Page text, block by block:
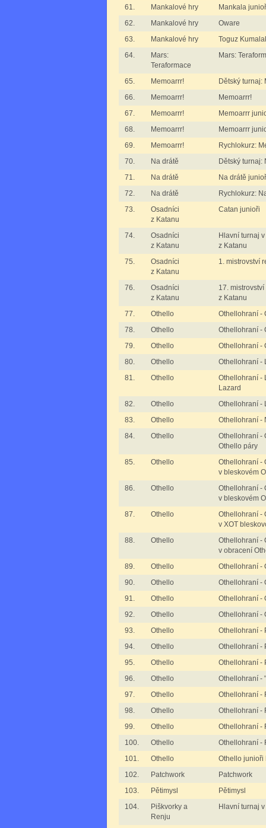
61.
Mankalové hry
Mankala
62.
Mankalové hry
Oware
63.
Mankalové hry
Toguz
64.
Mars:
Teraformace
Mars:
65. Memoarrr!
Dětský turnaj:
66.
Memoarrr!
Memoarrr!
67.
Memoarrr!
Memoarrr
68.
Memoarrr!
Memoarrr
69.
Memoarrr!
Rychlokurz:
70.
Na drátě
Dětský turnaj:
71.
Na drátě
Na drátě
72.
Na drátě
Rychlokurz:
73.
Osadníci
z Katanu
Catan junioři
74.
Osadníci
z Katanu
Hlavní turnaj
z Katanu
75.
Osadníci
z Katanu
1. mistrovství
76.
Osadníci
z Katanu
17.
z Katanu
77.
Othello
Othellohraní -
78.
Othello
Othellohraní -
79.
Othello
Othellohraní -
80.
Othello
Othellohraní -
81.
Othello
Othellohraní -
Lazard
82.
Othello
Othellohraní -
83.
Othello
Othellohraní -
84.
Othello
Othellohraní -
Othello páry
85.
Othello
Othellohraní -
v bleskovém
86.
Othello
Othellohraní -
v bleskovém
87.
Othello
Othellohraní -
v XOT
88.
Othello
Othellohraní -
v obracení
89.
Othello
Othellohraní -
90.
Othello
Othellohraní -
91.
Othello
Othellohraní -
92.
Othello
Othellohraní -
93.
Othello
Othellohraní -
94.
Othello
Othellohraní -
95.
Othello
Othellohraní -
96.
Othello
Othellohraní -
97.
Othello
Othellohraní -
98.
Othello
Othellohraní -
99.
Othello
Othellohraní -
100.
Othello
Othellohraní -
101.
Othello
Othello junioři
102.
Patchwork
Patchwork
103.
Pětimysl
Pětimysl
104.
Piškvorky a
Renju
Hlavní turnaj